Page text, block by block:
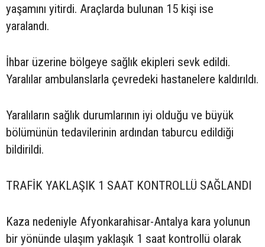
yaşamını yitirdi. Araçlarda bulunan 15 kişi ise
yaralandı.
İhbar üzerine bölgeye sağlık ekipleri sevk edildi.
Yaralılar ambulanslarla çevredeki hastanelere kaldırıldı.
Yaralıların sağlık durumlarının iyi olduğu ve büyük
bölümünün tedavilerinin ardından taburcu edildiği
bildirildi.
TRAFİK YAKLAŞIK 1 SAAT KONTROLLÜ SAĞLANDI
Kaza nedeniyle Afyonkarahisar-Antalya kara yolunun
bir yönünde ulaşım yaklaşık 1 saat kontrollü olarak